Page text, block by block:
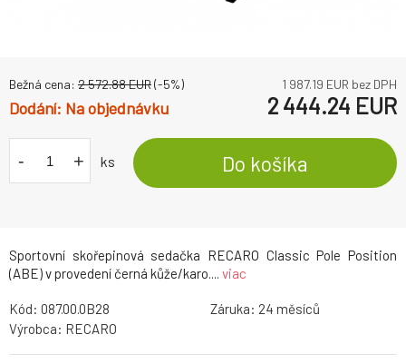
Sportovní skořepinová sedačka RECARO Classic Pole Position
(ABE) v provedení černá kůže/karo.... viac
Bežná cena: 2 572.88EUR(-5%) 1 987.19 EUR bez DPH
Na objednávku 2 444.24 EUR
- + ks Do košíka
Kód: 087.00.0B28 Záruka: 24
Výrobca: RECARO